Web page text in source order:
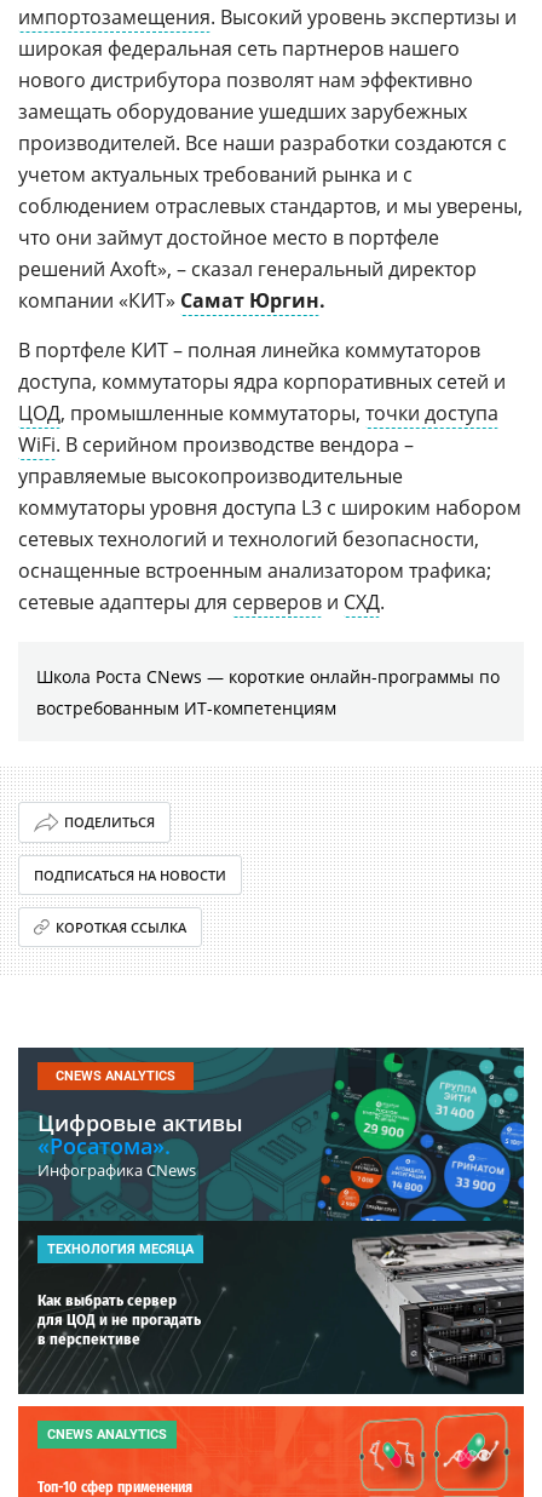
импортозамещения. Высокий уровень экспертизы и
широкая федеральная сеть партнеров нашего
нового дистрибутора позволят нам эффективно
замещать оборудование ушедших зарубежных
производителей. Все наши разработки создаются с
учетом актуальных требований рынка и с
соблюдением отраслевых стандартов, и мы уверены,
что они займут достойное место в портфеле
решений Axoft», – сказал генеральный директор
компании «КИТ» Самат Юргин.
В портфеле КИТ – полная линейка коммутаторов
доступа, коммутаторы ядра корпоративных сетей и
ЦОД, промышленные коммутаторы, точки доступа
WiFi. В серийном производстве вендора –
управляемые высокопроизводительные
коммутаторы уровня доступа L3 с широким набором
сетевых технологий и технологий безопасности,
оснащенные встроенным анализатором трафика;
сетевые адаптеры для серверов и СХД.
Школа Роста CNews — короткие онлайн-программы по
востребованным ИТ-компетенциям
ПОДЕЛИТЬСЯ
ПОДПИСАТЬСЯ НА НОВОСТИ
КОРОТКАЯ ССЫЛКА
CNEWS ANALYTICS
Цифровые активы
«Росатома».
Инфографика CNews
ТЕХНОЛОГИЯ МЕСЯЦА
Как выбрать сервер
для ЦОД и не прогадать
в перспективе
CNEWS ANALYTICS
Топ-10 сфер применения